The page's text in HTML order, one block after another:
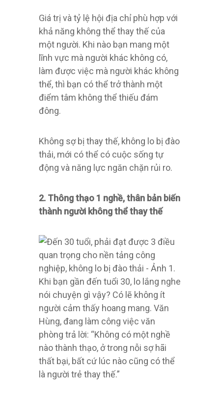
Giá trị và tỷ lệ hội địa chỉ phù hợp với
khả năng không thể thay thế của
một người. Khi nào bạn mang một
lĩnh vực mà người khác không có,
làm được việc mà người khác không
thể, thì bạn có thể trở thành một
điểm tâm không thể thiếu đám
đông.
Không sợ bị thay thế, không lo bị đào
thải, mới có thể có cuộc sống tự
động và năng lực ngăn chặn rủi ro.
2. Thông thạo 1 nghề, thân bản biến
thành người không thể thay thế
Khi bạn gần đến tuổi 30, lo lắng nghe
nói chuyện gì vậy? Có lẽ không ít
người cảm thấy hoang mang. Văn
Hùng, đang làm công việc văn
phòng trả lời: “Không có một nghề
nào thành thạo, ở trong nỗi sợ hãi
thất bại, bất cứ lúc nào cũng có thể
là người trẻ thay thế.”